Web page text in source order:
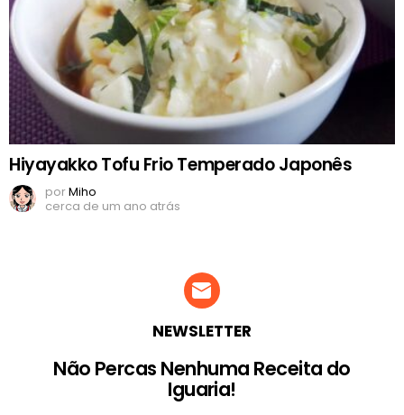
Hiyayakko Tofu Frio Temperado Japonês
porMiho
cerca de um ano atrás
NEWSLETTER
Não Percas Nenhuma Receita do
Iguaria!